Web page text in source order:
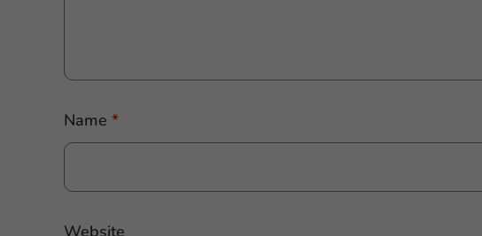
Name *
Website